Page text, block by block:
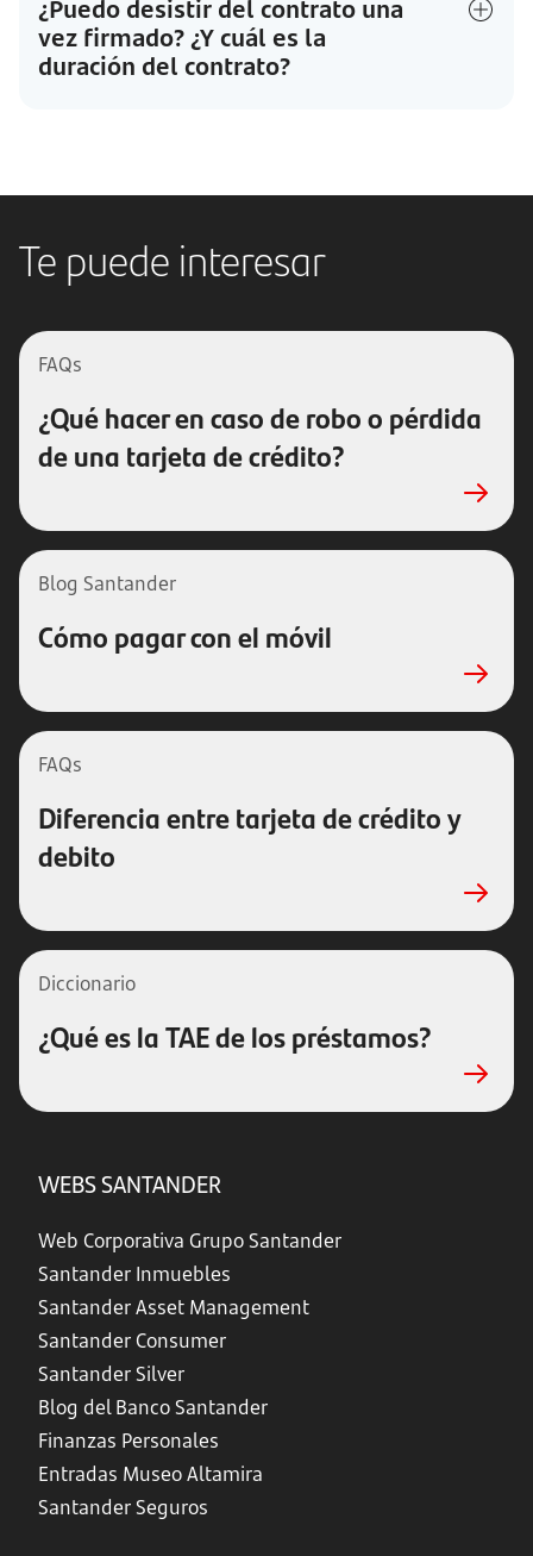
¿Puedo desistir del contrato una
vez firmado? ¿Y cuál es la
duración del contrato?
Te puede interesar
FAQs
¿Qué hacer en caso de robo o pérdida
de una tarjeta de crédito?
Blog Santander
Cómo pagar con el móvil
FAQs
Diferencia entre tarjeta de crédito y
debito
Diccionario
¿Qué es la TAE de los préstamos?
WEBS SANTANDER
Web Corporativa Grupo Santander
Santander Inmuebles
Santander Asset Management
Santander Consumer
Santander Silver
Blog del Banco Santander
Finanzas Personales
Entradas Museo Altamira
Santander Seguros